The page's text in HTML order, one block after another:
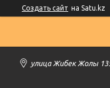
Создать сайт на Satu.kz
улица Жибек Жолы